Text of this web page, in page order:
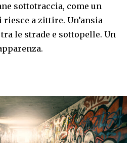
sottotraccia, come un
riesce a zittire. Un’ansia
le strade e sottopelle. Un